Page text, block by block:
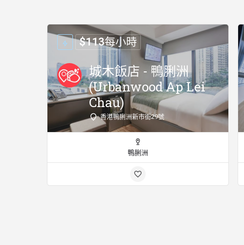
城木飯店 - 鴨脷洲
(Urbanwood Ap Lei
Chau)
香港鴨脷洲新市街29號
$113每小時
鴨脷洲